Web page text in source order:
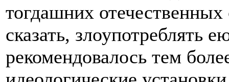
тогдашних
сказать, злоупотреблять
рекомендовалось тем